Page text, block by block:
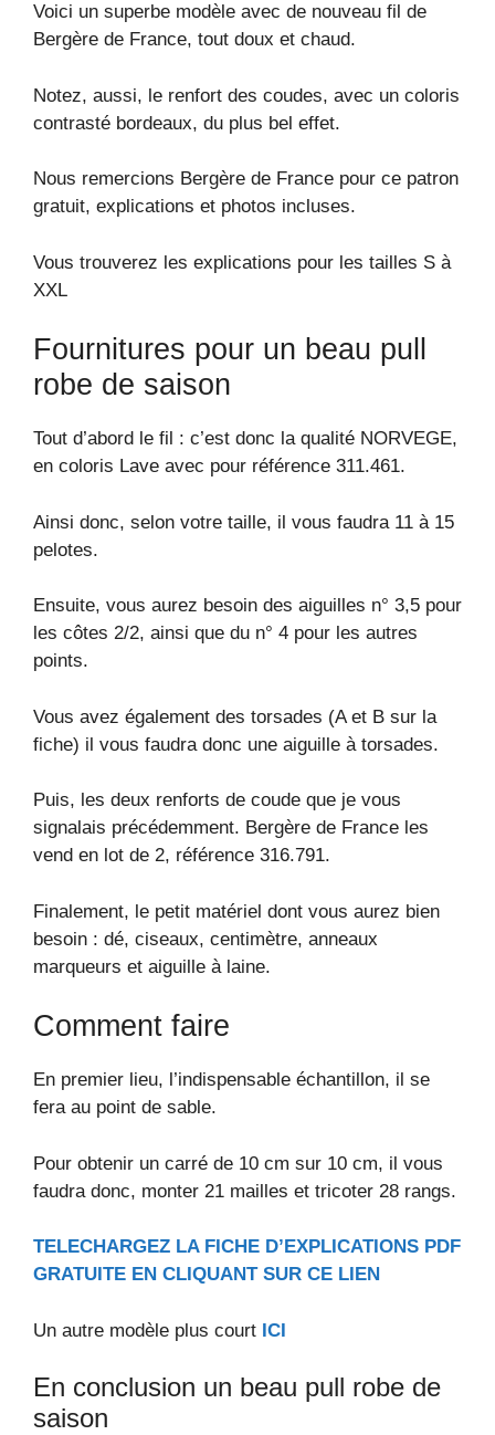
Voici un superbe modèle avec de nouveau fil de
Bergère de France, tout doux et chaud.
Notez, aussi, le renfort des coudes, avec un coloris
contrasté bordeaux, du plus bel effet.
Nous remercions Bergère de France pour ce patron
gratuit, explications et photos incluses.
Vous trouverez les explications pour les tailles S à
XXL
Fournitures pour un beau pull
robe de saison
Tout d’abord le fil : c’est donc la qualité NORVEGE,
en coloris Lave avec pour référence 311.461.
Ainsi donc, selon votre taille, il vous faudra 11 à 15
pelotes.
Ensuite, vous aurez besoin des aiguilles n° 3,5 pour
les côtes 2/2, ainsi que du n° 4 pour les autres
points.
Vous avez également des torsades (A et B sur la
fiche) il vous faudra donc une aiguille à torsades.
Puis, les deux renforts de coude que je vous
signalais précédemment. Bergère de France les
vend en lot de 2, référence 316.791.
Finalement, le petit matériel dont vous aurez bien
besoin : dé, ciseaux, centimètre, anneaux
marqueurs et aiguille à laine.
Comment faire
En premier lieu, l’indispensable échantillon, il se
fera au point de sable.
Pour obtenir un carré de 10 cm sur 10 cm, il vous
faudra donc, monter 21 mailles et tricoter 28 rangs.
TELECHARGEZ LA FICHE D’EXPLICATIONS PDF
GRATUITE EN CLIQUANT SUR CE LIEN
Un autre modèle plus court ICI
En conclusion un beau pull robe de
saison